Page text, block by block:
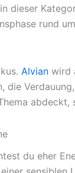
dieser
rund
Alvian wird
die
du eher